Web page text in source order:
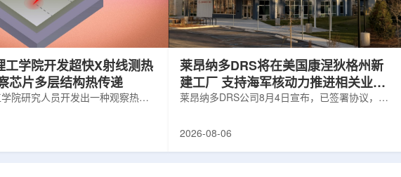
工学院开发超快X射线测热
芯片多层结构热传递
院研究人员开发出一种观察热量
率密度持续提高，器件过热正成
莱昂纳多DRS将在美国康涅狄格州新
建工厂 支持海军核动力推进相关业务
增长
莱昂纳多DRS公司8月4日宣布，已签署协议，将
并为公司在核能领域的后续增长提供空间和基础
2026-08-06